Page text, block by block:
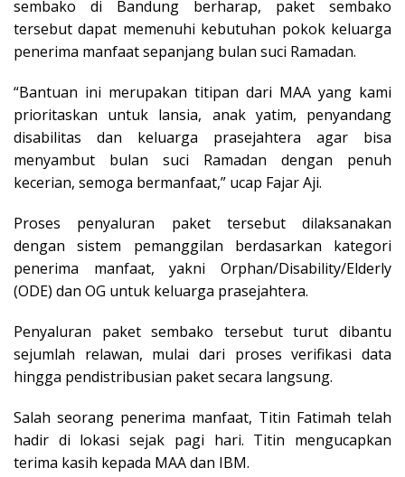
sembako di Bandung berharap, paket sembako
tersebut dapat memenuhi kebutuhan pokok keluarga
penerima manfaat sepanjang bulan suci Ramadan.
“Bantuan ini merupakan titipan dari MAA yang kami
prioritaskan untuk lansia, anak yatim, penyandang
disabilitas dan keluarga prasejahtera agar bisa
menyambut bulan suci Ramadan dengan penuh
kecerian, semoga bermanfaat,” ucap Fajar Aji.
Proses penyaluran paket tersebut dilaksanakan
dengan sistem pemanggilan berdasarkan kategori
penerima manfaat, yakni Orphan/Disability/Elderly
(ODE) dan OG untuk keluarga prasejahtera.
Penyaluran paket sembako tersebut turut dibantu
sejumlah relawan, mulai dari proses verifikasi data
hingga pendistribusian paket secara langsung.
Salah seorang penerima manfaat, Titin Fatimah telah
hadir di lokasi sejak pagi hari. Titin mengucapkan
terima kasih kepada MAA dan IBM.